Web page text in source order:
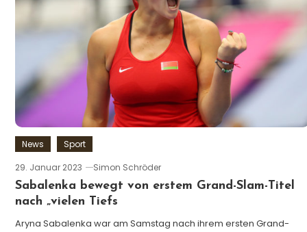
News
Sport
29. Januar 2023
Simon Schröder
Sabalenka bewegt von erstem Grand-Slam-Titel
nach „vielen Tiefs
Aryna Sabalenka war am Samstag nach ihrem ersten Grand-